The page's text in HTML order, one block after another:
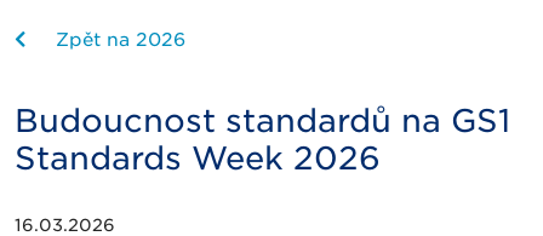
Zpět na 2026
Budoucnost standardů na GS1
Standards Week 2026
16.03.2026